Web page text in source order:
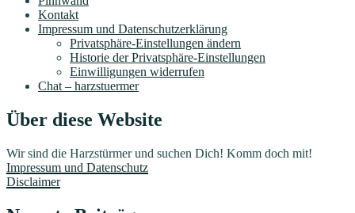
Kontakt
Impressum und Datenschutzerklärung
Privatsphäre-Einstellungen ändern
Historie der Privatsphäre-Einstellungen
Einwilligungen widerrufen
Chat – harzstuermer
Über diese Website
Wir sind die Harzstürmer und suchen Dich! Komm doch mit!
Impressum und Datenschutz
Disclaimer